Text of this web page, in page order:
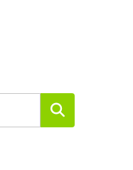
Suchen